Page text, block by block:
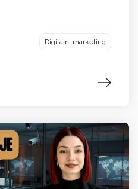
Digitalni marketing